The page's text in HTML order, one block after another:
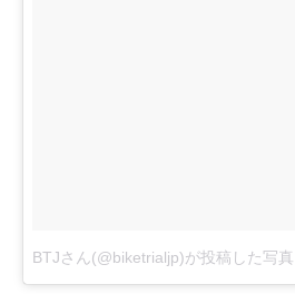
BTJさん(@biketrialjp)が投稿した写真